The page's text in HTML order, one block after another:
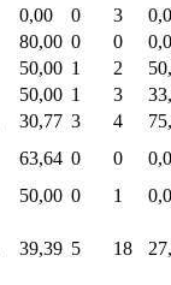
0,00 0 3
80,00 0 0
0,0
50,00 1 2
50,00 1 3
30,77 3 4
63,64 0 0
0,0
50,00 0 1
39,39 5 18